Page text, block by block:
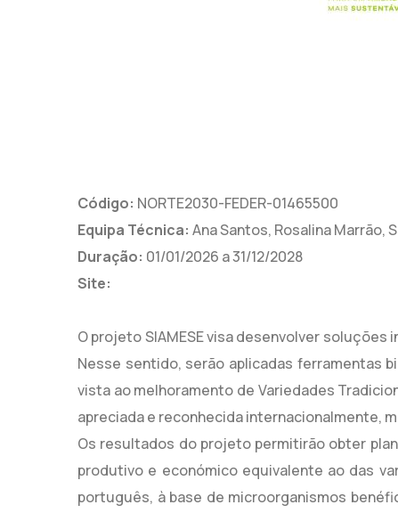
Código: NORTE2030-FEDER-01465500
Equipa Técnica: Ana Santos, Rosalina Marrão,
Duração: 01/01/2026 a 31/12/2028
Site:
O projeto SIAMESE visa desenvolver
Nesse sentido, serão aplicadas ferramentas
vista ao melhoramento de Variedades
apreciada e reconhecida internacionalmente,
Os resultados do projeto permitirão obter
produtivo e económico equivalente ao das
português, à base de microorganismos